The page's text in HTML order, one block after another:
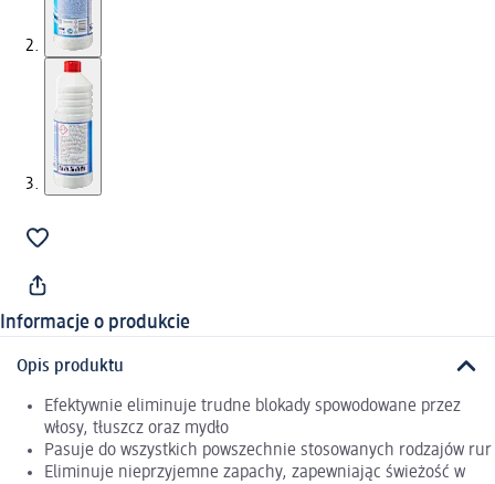
Informacje o produkcie
Opis produktu
Efektywnie eliminuje trudne blokady spowodowane przez
włosy, tłuszcz oraz mydło
Pasuje do wszystkich powszechnie stosowanych rodzajów rur
Eliminuje nieprzyjemne zapachy, zapewniając świeżość w